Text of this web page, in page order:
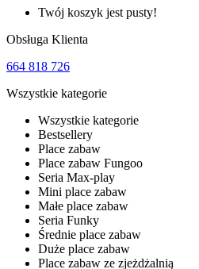
Twój koszyk jest pusty!
Obsługa Klienta
664 818 726
Wszystkie kategorie
Wszystkie kategorie
Bestsellery
Place zabaw
Place zabaw Fungoo
Seria Max-play
Mini place zabaw
Małe place zabaw
Seria Funky
Średnie place zabaw
Duże place zabaw
Place zabaw ze zjeżdżalnią